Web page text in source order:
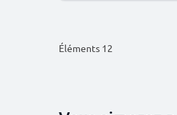
Éléments 12